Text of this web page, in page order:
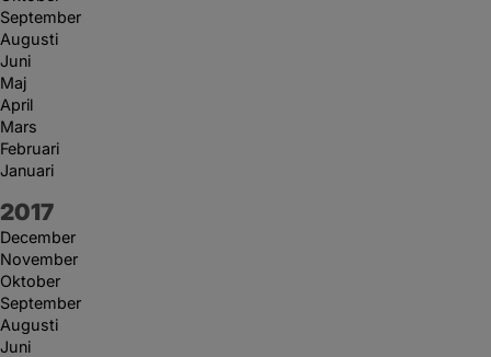
September
Augusti
Juni
Maj
April
Mars
Februari
Januari
År:
2017
December
November
Oktober
September
Augusti
Juni